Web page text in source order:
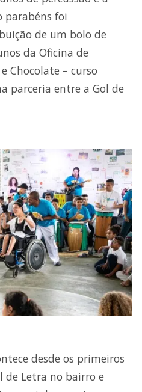
parabéns foi
de um bolo de
da Oficina de
Chocolate – curso
parceria entre a Gol de
desde os primeiros
de Letra no bairro e